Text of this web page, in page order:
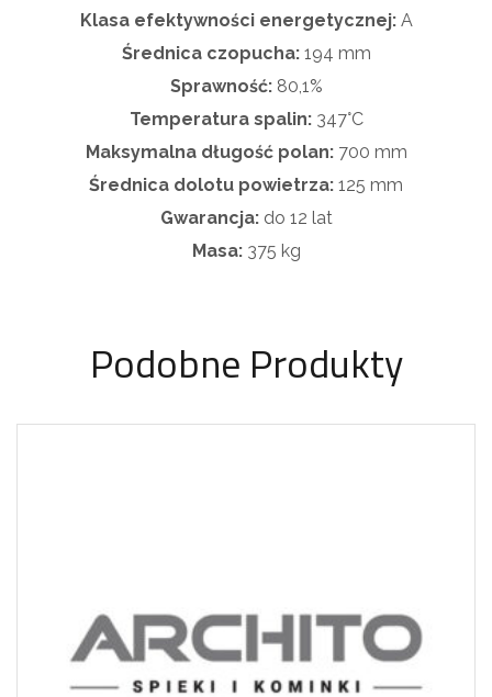
Klasa efektywności energetycznej: A
Średnica czopucha: 194 mm
Sprawność: 80,1%
Temperatura spalin: 347°C
Maksymalna długość polan: 700 mm
Średnica dolotu powietrza: 125 mm
Gwarancja: do 12 lat
Masa: 375 kg
Podobne Produkty